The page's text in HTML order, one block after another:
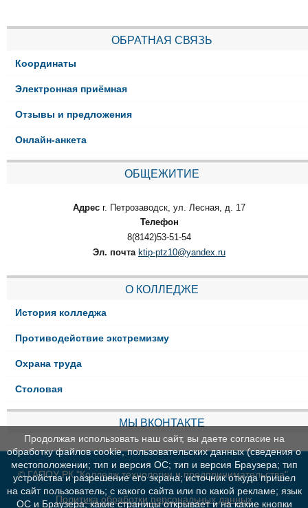
ОБРАТНАЯ СВЯЗЬ
Координаты
Электронная приёмная
Отзывы и предложения
Онлайн-анкета
ОБЩЕЖИТИЕ
Адрес г. Петрозаводск, ул. Лесная, д. 17
Телефон
8(8142)53-51-54
Эл. почта ktip-ptz10@yandex.ru
О КОЛЛЕДЖЕ
История колледжа
Противодействие экстремизму
Охрана труда
Столовая
МЫ ВКОНТАКТЕ
© ГАПОУ РК "Колледж технологии и предпринимательства"
Политика обработки персональных данных
Продолжая использовать наш сайт, вы даете согласие на
обработку файлов cookie, пользовательских данных (сведения о
местоположении; тип и версия ОС; тип и версия Браузера; тип
устройства и разрешение его экрана; источник откуда пришел
на сайт пользователь; с какого сайта или по какой рекламе; язык
ОС и Браузера; какие страницы открывает и на какие кнопки